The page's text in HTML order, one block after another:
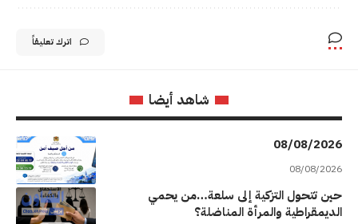
اترك تعليقاً
شاهد أيضا
08/08/2026
08/08/2026
حين تتحول التزكية إلى سلعة…من يحمي
الديمقراطية والمرأة المناضلة؟